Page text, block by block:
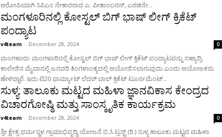
ಆರೋಪಿಯಾಗಿ ಸಿಪಿಎಂ ನೇತಾರರಾದ ಎ. ಪೀತಾಂಬರನ್, ಎರಡನೇ...
ಮಂಗಳೂರಿನಲ್ಲಿ ಕೋಸ್ಟಲ್ ಬಿಗ್ ಭಾಷ್ ಲೀಗ್ ಕ್ರಿಕೆಟ್
ಪಂದ್ಯಾಟ
v4team - December 28, 2024 0
ಮಂಗಳೂರು: ಮಂಗಳೂರಿನಲ್ಲಿ ಕೋಸ್ಟಲ್ ಬಿಗ್ ಭಾಷ್ ಲೀಗ್ ಕ್ರಿಕೆಟ್ ಪಂದ್ಯಾಟವನ್ನು ಸಹ್ಯಾದ್ರಿ
ಕಾಲೇಜಿನ ಮೈದಾನಲ್ಲಿ ಜನವರಿ ತಿಂಗಳಾಂತ್ಯದಲ್ಲಿ ಆಯೋಜಿಸಲಾಗುವುದು ಎಂದು ಆಯೋಜಕರು
ಹೇಳಿದ್ದಾರೆ. ಇದು ಟಿ20 ಫಾರ್ಮ್ಯಾಟ್ ಲೆದರ್ ಬಾಲ್ ಕ್ರಿಕೆಟ್ ಟೂರ್ನಮೆಂಟ್...
ಸುಳ್ಯ: ತಾಲೂಕು ಮಟ್ಟದ ಮಹಿಳಾ ಜ್ಞಾನವಿಕಾಸ ಕೇಂದ್ರದ
ವಿಚಾರಗೋಷ್ಠಿ ಮತ್ತು ಸಾಂಸ್ಕೃತಿಕ ಕಾರ್ಯಕ್ರಮ
v4team - December 28, 2024 0
ಶ್ರೀ ಕ್ಷೇತ್ರ ಧರ್ಮಸ್ಥಳ ಗ್ರಾಮಾಭಿವೃದ್ಧಿ ಯೋಜನೆ ಬಿ.ಸಿ ಟ್ರಸ್ಟ್ (ರಿ.) ಸುಳ್ಯ ತಾಲೂಕು ಮಟ್ಟದ ಮಹಿಳಾ